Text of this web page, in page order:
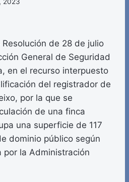
2023
de 28 de julio
General de Seguridad
en el recurso interpuesto
del registrador de
por la que se
de una finca
una superficie de 117
dominio público según
por la Administración